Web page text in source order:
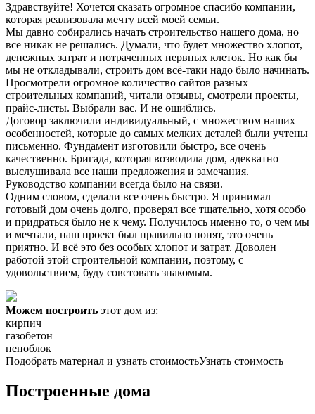
Здравствуйте! Хочется сказать огромное спасибо компании,
которая реализовала мечту всей моей семьи.
Мы давно собирались начать строительство нашего дома, но
все никак не решались. Думали, что будет множество хлопот,
денежных затрат и потраченных нервных клеток. Но как бы
мы не откладывали, строить дом всё-таки надо было начинать.
Просмотрели огромное количество сайтов разных
строительных компаний, читали отзывы, смотрели проекты,
прайс-листы. Выбрали вас. И не ошиблись.
Договор заключили индивидуальный, с множеством наших
особенностей, которые до самых мелких деталей были учтены
письменно. Фундамент изготовили быстро, все очень
качественно. Бригада, которая возводила дом, адекватно
выслушивала все наши предложения и замечания.
Руководство компании всегда было на связи.
Одним словом, сделали все очень быстро. Я принимал
готовый дом очень долго, проверял все тщательно, хотя особо
и придраться было не к чему. Получилось именно то, о чем мы
и мечтали, наш проект был правильно понят, это очень
приятно. И всё это без особых хлопот и затрат. Доволен
работой этой строительной компании, поэтому, с
удовольствием, буду советовать знакомым.
Можем построить этот дом из:
кирпич
газобетон
пеноблок
Подобрать материал и узнать стоимостьУзнать стоимость
Построенные дома